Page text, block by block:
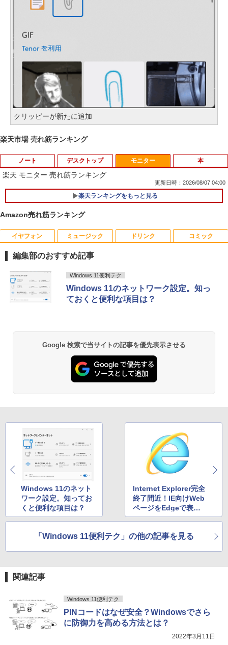
クリッピーが新たに追加
楽天市場 売れ筋ランキング
ノート
1
【期間限定★新品無線マウス付】中古ノ
ートパソコン Windows11 Office2019搭
28GB～1TB Webカメラ DVD 無線LAN
店長おまかせPC 初期設定済 送料無料
【中古】
￥9,999
す。販売品ではありません。ご了承下さ
￥14,300
Core i5-7300U カメラ内蔵 メモリ最大16
GB SSD1TB 薄い軽い FHD液晶 type-C
WIFI Bluetooth 中古ノートパソコン Off
ice付き 5GWIFI Bluetooth最新Microso
ftOffice2024可 Windows11
￥16,500
4
【マラソンセール期間中ポイント5倍】中
古ノートパソコン 第11世代 Core i5 メモ
リ16GB M.2 SSD256GB 13.3インチ フ
ルHD ノングレア Webカメラ 無線LAN
Wi-Fi Bluetooth Windows11 東芝 dyna
5
13.3インチ 良品 Lenovo ThinkPad X13
Gen2 Type-20XJ フルHD / Windows11/
高性能 AMD Ryzen 5-5650u/ 16GB/ 爆
デスクトップ
1
ポイント10倍 中古パソコン デスクトッ
プパソコン Windows 11【Office付】
D 120GB/DVD-ROM/送料無料【オプショ
ン色々有】
2
【エントリーでポイント100％還元のチ
2 小型PC VESA対応 ミニパソコン 2画面
ップPC
コン PC 一体型 新品 Windows11 27型 C
ore i7 第4世代 Office付き メモリ16GB
SSD512GB 初期設定済 ホワイト ブラッ
ク
GMKtec GMK-K8 PLUS-32/1T-W11Pro
(8845HS)
￥124,800
5
モニター
楽天 モニター 売れ筋ランキング
更新日時：2026/08/07 04:00
楽天ランキングをもっと見る
本
1
アンダーニンジャ（18） 【電子書籍】[
花沢健吾 ]
￥6,600
看護師・看護学生のためのレビューブッ
ク 2027 [ 岡庭 豊 ]
これから俺は、後輩に抱かれます 6【電
子限定かきおろし付】 【電子書籍】[ 佳
門サエコ ]
￥878
Amazon売れ筋ランキング
イヤフォン
Anker Soundcore P40i オフホワイト
￥7,990
￥5,990
￥-
【2026年アップグレード版】AOKIMI ワイヤ
レスイヤホン bluetooth イヤホン V12 小型
軽量 ブルートゥースHi-Fi 最大36時間再生 ぶ
るーとゅーす コードレス ENCノイズキャン
セリング 自動ペアリング Type-C充電 マイク
付き 防水 タッチ式音量調整 スポーツ/通勤/通
学/WEB会議(ホワイト)
￥1,964
￥2,980
ミュージック
BRUCE WAYNE feat. Flo Milli, ATL Jacob
￥250
[Explicit]
￥250
On My Road (Stadium ver.)
￥250
ドリンク
【Amazon.co.jp限定】 い・ろ・は・す 2L P
￥1,112
富士山の天然水 バナジウム含有 水 ミネラル
ウォーター ペットボトル 静岡県産 500ミリリ
ットル (Smart Basic)
￥1,380
art Basic)
￥1,625
by Amazon 天然水ラベルレス 2L×9本
￥1,117
コカ・コーラ やかんの麦茶 from 爽健美茶 ラ
コミック
薬屋のひとりごと 17巻 (デジタル版ビッグガ
￥770
エース)
￥832
￥594
HUNTER×HUNTER モノクロ版 39 (ジャンプ
コミックスDIGITAL)
￥572
版ビッグガンガンコミックス)
編集部のおすすめ記事
Windows 11便利テク
Windows 11のネットワーク設定。知っ
ておくと便利な項目は？
Google 検索で当サイトの記事を優先表示させる
Windows 11のネット
ワーク設定。知ってお
くと便利な項目は？
Internet Explorer完全
終了間近！IE向けWeb
ページをEdgeで表示
する方法は？
「Windows 11便利テク」の他の記事を見る
関連記事
Windows 11便利テク
PINコードはなぜ安全？Windowsでさら
に防御力を高める方法とは？
2022年3月11日